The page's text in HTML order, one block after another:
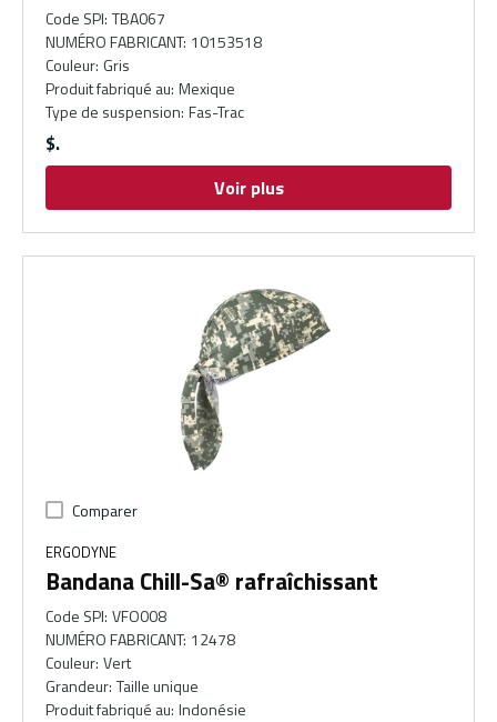
Code SPI: TBA067
NUMÉRO FABRICANT: 10153518
Couleur: Gris
Produit fabriqué au: Mexique
Type de suspension: Fas-Trac
$
Voir plus
Comparer
ERGODYNE
Bandana Chill-Sa® rafraîchissant
Code SPI: VFO008
NUMÉRO FABRICANT: 12478
Couleur: Vert
Grandeur: Taille unique
Produit fabriqué au: Indonésie